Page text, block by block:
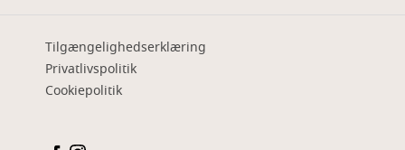
Tilgængelighedserklæring
Privatlivspolitik
Cookiepolitik